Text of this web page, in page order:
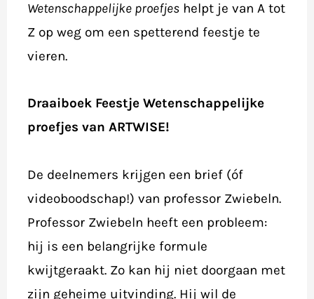
Wetenschappelijke proefjes helpt je van A tot
Z op weg om een spetterend feestje te
vieren.
Draaiboek Feestje Wetenschappelijke
proefjes van ARTWISE!
De deelnemers krijgen een brief (óf
videoboodschap!) van professor Zwiebeln.
Professor Zwiebeln heeft een probleem:
hij is een belangrijke formule
kwijtgeraakt. Zo kan hij niet doorgaan met
zijn geheime uitvinding. Hij wil de